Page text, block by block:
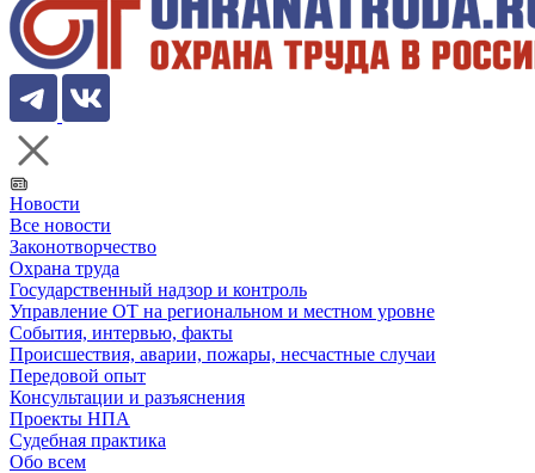
Новости
Все новости
Законотворчество
Охрана труда
Государственный надзор и контроль
Управление ОТ на региональном и местном уровне
События, интервью, факты
Происшествия, аварии, пожары, несчастные случаи
Передовой опыт
Консультации и разъяснения
Проекты НПА
Судебная практика
Обо всем